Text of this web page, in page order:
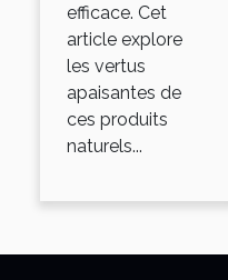
efficace. Cet
article explore
les vertus
apaisantes de
ces produits
naturels...